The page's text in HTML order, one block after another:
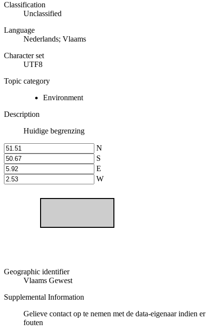
Classification
Unclassified
Language
Nederlands; Vlaams
Character set
UTF8
Topic category
Environment
Description
Huidige begrenzing
N
S
E
W
Geographic identifier
Vlaams Gewest
Supplemental Information
Gelieve contact op te nemen met de data-eigenaar indien er
fouten